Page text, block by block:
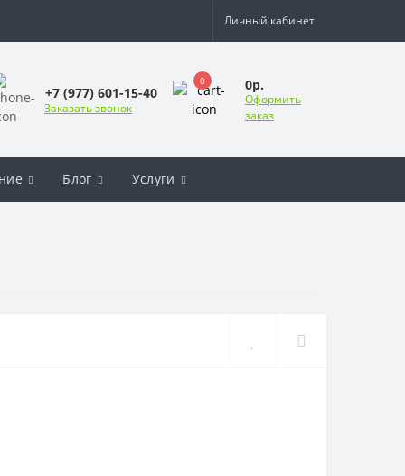
Личный кабинет
+7 (977) 601-15-40
Заказать звонок
0 0р.
Оформить
заказ
Блог Услуги